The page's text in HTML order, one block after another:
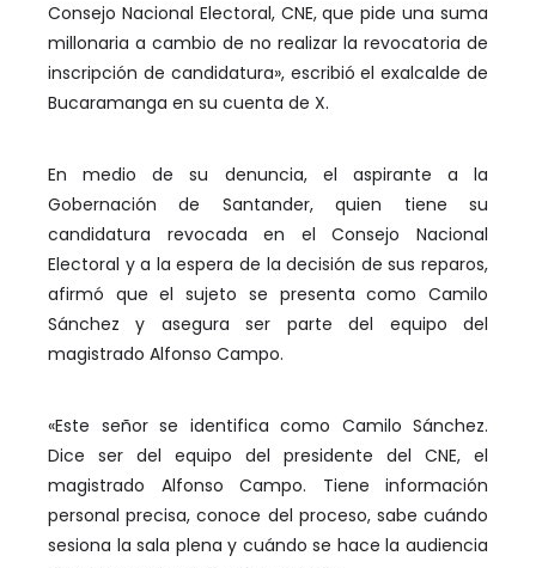
Consejo Nacional Electoral, CNE, que pide una suma
millonaria a cambio de no realizar la revocatoria de
inscripción de candidatura», escribió el exalcalde de
Bucaramanga en su cuenta de X.
En medio de su denuncia, el aspirante a la
Gobernación de Santander, quien tiene su
candidatura revocada en el Consejo Nacional
Electoral y a la espera de la decisión de sus reparos,
afirmó que el sujeto se presenta como Camilo
Sánchez y asegura ser parte del equipo del
magistrado Alfonso Campo.
«Este señor se identifica como Camilo Sánchez.
Dice ser del equipo del presidente del CNE, el
magistrado Alfonso Campo. Tiene información
personal precisa, conoce del proceso, sabe cuándo
sesiona la sala plena y cuándo se hace la audiencia